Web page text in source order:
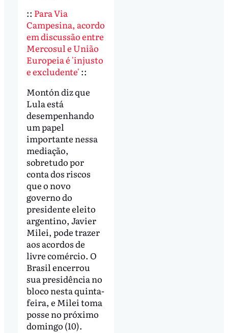
:: Para Via
Campesina, acordo
em discussão entre
Mercosul e União
Europeia é 'injusto
e excludente' ::
Montón diz que
Lula está
desempenhando
um papel
importante nessa
mediação,
sobretudo por
conta dos riscos
que o novo
governo do
presidente eleito
argentino, Javier
Milei, pode trazer
aos acordos de
livre comércio. O
Brasil encerrou
sua presidência no
bloco nesta quinta-
feira, e Milei toma
posse no próximo
domingo (10).